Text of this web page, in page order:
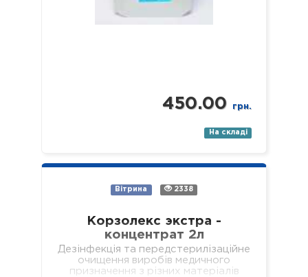
450.00 грн.
На складі
Вітрина 2338
Корзолекс экстра -
концентрат 2л
Дезінфекція та передстерилізаційне
очищення виробів медичного
призначення з різних матеріалів